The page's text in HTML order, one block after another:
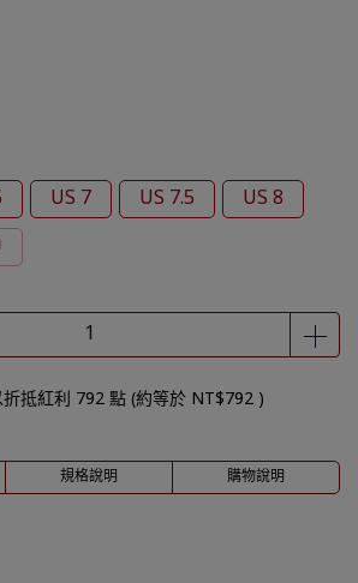
US 7 US 7.5
US 8
抵紅利 792 點 (約等於 NT$792 )
規格說明 購物說明